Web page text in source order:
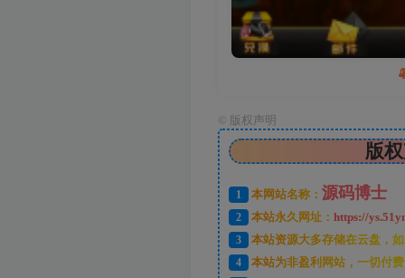
版权声明
版
1 本网站名称： 源码博士
2 本站永久网址： https://
3
本站资源大多存储在云盘，
4
本站为非盈利网站，一切付